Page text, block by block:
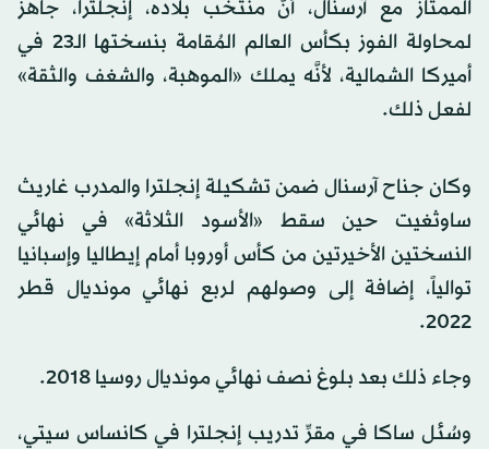
الممتاز مع آرسنال، أنَّ منتخب بلاده، إنجلترا، جاهز
لمحاولة الفوز بكأس العالم المُقامة بنسختها الـ23 في
أميركا الشمالية، لأنَّه يملك «الموهبة، والشغف والثقة»
لفعل ذلك.
وكان جناح آرسنال ضمن تشكيلة إنجلترا والمدرب غاريث
ساوثغيت حين سقط «الأسود الثلاثة» في نهائي
النسختين الأخيرتين من كأس أوروبا أمام إيطاليا وإسبانيا
توالياً، إضافة إلى وصولهم لربع نهائي مونديال قطر
2022.
وجاء ذلك بعد بلوغ نصف نهائي مونديال روسيا 2018.
وسُئل ساكا في مقرِّ تدريب إنجلترا في كانساس سيتي،